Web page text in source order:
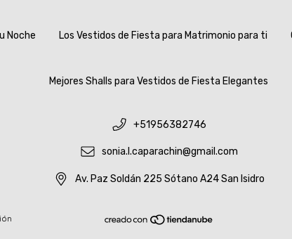
Noche Los Vestidos de Fiesta para Matrimonio para ti
Mejores Shalls para Vestidos de Fiesta Elegantes
+51956382746
sonia.l.caparachin@gmail.com
Av. Paz Soldán 225 Sótano A24 San Isidro